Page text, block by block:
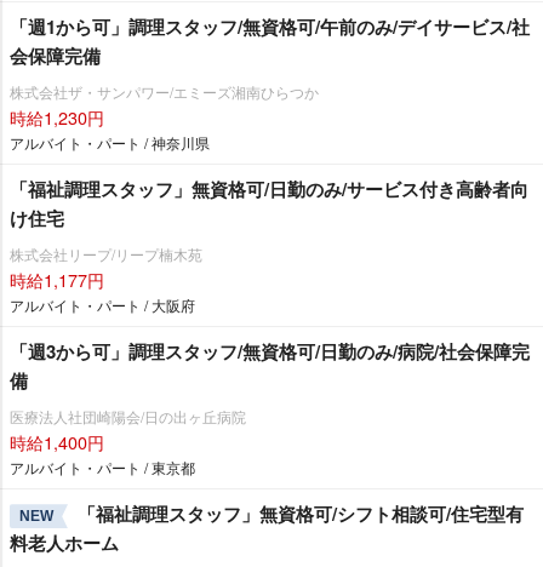
「週1から可」調理スタッフ/無資格可/午前のみ/デイサービス/社
会保障完備
株式会社ザ・サンパワー/エミーズ湘南ひらつか
時給1,230円
アルバイト・パート / 神奈川県
「福祉調理スタッフ」無資格可/日勤のみ/サービス付き高齢者向
け住宅
株式会社リープ/リープ楠木苑
時給1,177円
アルバイト・パート / 大阪府
「週3から可」調理スタッフ/無資格可/日勤のみ/病院/社会保障完
備
医療法人社団崎陽会/日の出ヶ丘病院
時給1,400円
アルバイト・パート / 東京都
NEW
「福祉調理スタッフ」無資格可/シフト相談可/住宅型有
料老人ホーム